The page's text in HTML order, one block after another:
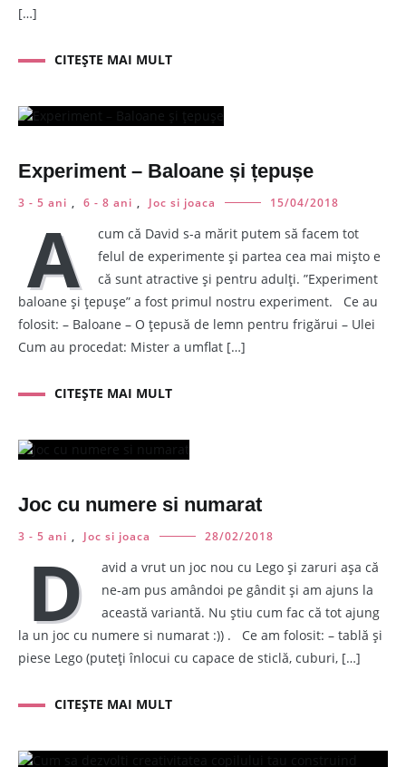
[…]
CITEȘTE MAI MULT
Experiment – Baloane și țepușe
3 - 5 ani , 6 - 8 ani , Joc si joaca 15/04/2018
A
cum că David s-a mărit putem să facem tot
felul de experimente și partea cea mai mișto e
că sunt atractive și pentru adulți. ”Experiment
baloane și țepușe” a fost primul nostru experiment. Ce au
folosit: – Baloane – O țepusă de lemn pentru frigărui – Ulei
Cum au procedat: Mister a umflat […]
CITEȘTE MAI MULT
Joc cu numere si numarat
3 - 5 ani , Joc si joaca 28/02/2018
D
avid a vrut un joc nou cu Lego și zaruri așa că
ne-am pus amândoi pe gândit și am ajuns la
această variantă. Nu știu cum fac că tot ajung
la un joc cu numere si numarat :)) . Ce am folosit: – tablă și
piese Lego (puteți înlocui cu capace de sticlă, cuburi, […]
CITEȘTE MAI MULT